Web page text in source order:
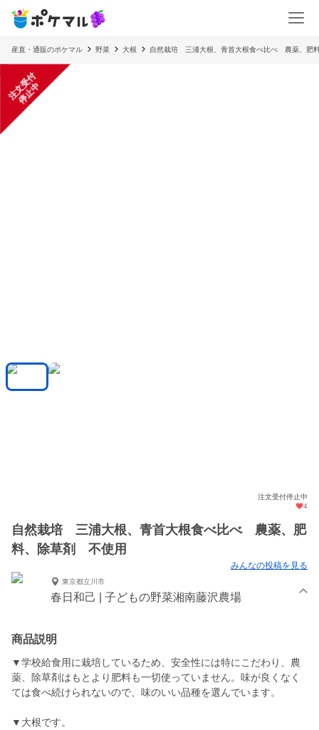
産直・通販のポケマル 野菜 大根 自然栽培 三浦大根、青首大根食べ比べ 農薬、肥
注
文
受
付
停
止
中
注文受付停止中
4
自然栽培 三浦大根、青首大根食べ比べ 農薬、肥
料、除草剤 不使用
みんなの投稿を見る
東京都立川市
春日和己 | 子どもの野菜湘南藤沢農場
商品説明
▼学校給食用に栽培しているため、安全性には特にこだわり、農
薬、除草剤はもとより肥料も一切使っていません。味が良くなく
ては食べ続けられないので、味のいい品種を選んでいます。
▼大根です。